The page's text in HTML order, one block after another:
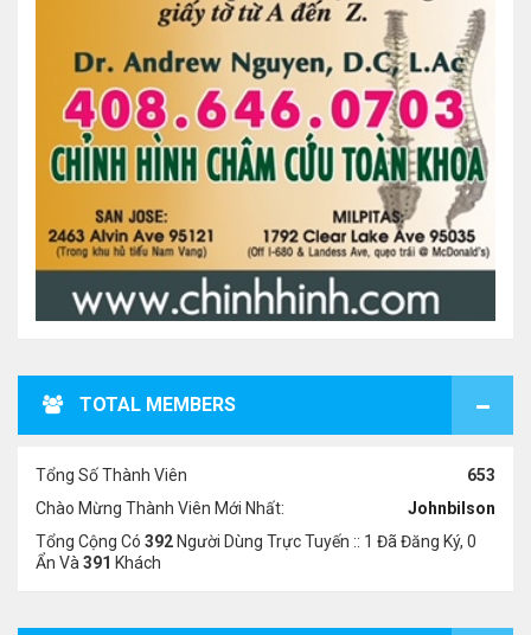
TOTAL MEMBERS
Tổng Số Thành Viên
653
Chào Mừng Thành Viên Mới Nhất:
Johnbilson
Tổng Cộng Có 392 Người Dùng Trực Tuyến :: 1 Đã Đăng Ký, 0
Ẩn Và 391 Khách